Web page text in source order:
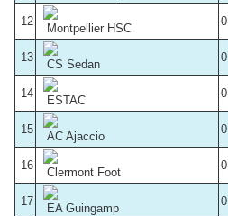
12
Montpellier HSC
0
13
CS Sedan
0
14
ESTAC
0
15
AC Ajaccio
0
16
Clermont Foot
0
17
EA Guingamp
0